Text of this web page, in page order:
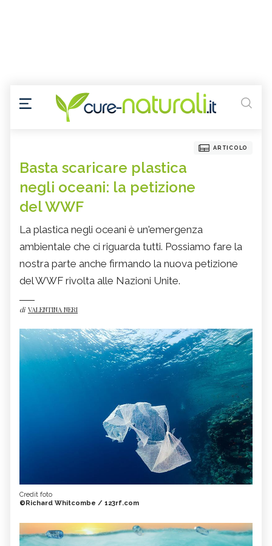
ARTICOLO
Basta scaricare plastica
negli oceani: la petizione
del WWF
La plastica negli oceani è un'emergenza
ambientale che ci riguarda tutti. Possiamo fare la
nostra parte anche firmando la nuova petizione
del WWF rivolta alle Nazioni Unite.
di VALENTINA NERI
Credit foto
©Richard Whitcombe / 123rf.com